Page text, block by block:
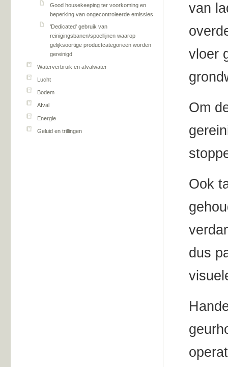
Good housekeeping ter voorkoming en
beperking van ongecontroleerde emissies
'Dedicated' gebruik van
reinigingsbanen/spoellijnen waarop
gelijksoortige productcategorieën worden
gereinigd
Waterverbruik en afvalwater
Lucht
Bodem
Afval
Energie
Geluid en trillingen
van
vloer
Om
Ook
dus